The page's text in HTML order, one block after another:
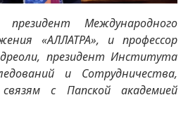
Международного
«АЛЛАТРА», и профессор
президент Института
и Сотрудничества,
с Папской академией